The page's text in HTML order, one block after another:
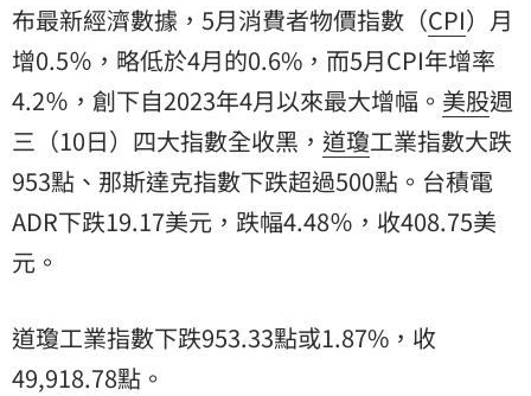
布最新經濟數據，5月消費者物價指數（CPI）月
增0.5％，略低於4月的0.6%，而5月CPI年增率
4.2％，創下自2023年4月以來最大增幅。 美股週
三（10日）四大指數全收黑， 道瓊工業指數大跌
953點、那斯達克指數下跌超過500點。台積電
ADR下跌19.17美元，跌幅4.48％，收408.75美
元。
道瓊工業指數下跌953.33點或1.87%，收
49,918.78點。